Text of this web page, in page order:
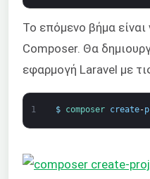
Το επόμενο βήμα
Composer. Θα
εφαρμογή Laravel με
1 $ composer create-